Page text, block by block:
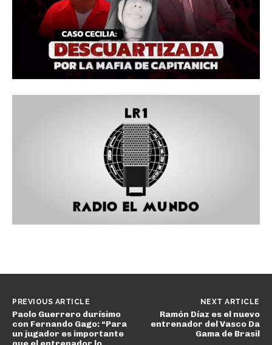
PREVIOUS ARTICLE
Paolo Guerrero durísimo
con Fernando Gago: “Para
un jugador es importante
NEXT ARTICLE
Ramón Díaz es el nuevo
entrenador del Vasco Da
Gama de Brasil